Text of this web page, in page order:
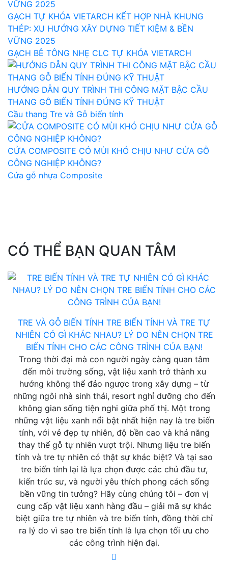
GẠCH TỰ KHÓA VIETARCH KẾT HỢP NHÀ KHUNG
THÉP: XU HƯỚNG XÂY DỰNG TIẾT KIỆM & BỀN
VỮNG 2025
GẠCH BÊ TÔNG NHẸ CLC TỰ KHÓA VIETARCH
HƯỚNG DẪN QUY TRÌNH THI CÔNG MẶT BẬC CẦU
THANG GỖ BIẾN TÍNH ĐÚNG KỸ THUẬT
Cầu thang Tre và Gỗ biến tính
CỬA COMPOSITE CÓ MÙI KHÓ CHỊU NHƯ CỬA GỖ
CÔNG NGHIỆP KHÔNG?
Cửa gỗ nhựa Composite
CÓ THỂ BẠN QUAN TÂM
TRE VÀ GỖ BIẾN TÍNH TRE BIẾN TÍNH VÀ TRE TỰ
NHIÊN CÓ GÌ KHÁC NHAU? LÝ DO NÊN CHỌN TRE
BIẾN TÍNH CHO CÁC CÔNG TRÌNH CỦA BẠN!
Trong thời đại mà con người ngày càng quan tâm
đến môi trường sống, vật liệu xanh trở thành xu
hướng không thể đảo ngược trong xây dựng – từ
những ngôi nhà sinh thái, resort nghỉ dưỡng cho đến
không gian sống tiện nghi giữa phố thị. Một trong
những vật liệu xanh nổi bật nhất hiện nay là tre biến
tính, với vẻ đẹp tự nhiên, độ bền cao và khả năng
thay thế gỗ tự nhiên vượt trội. Nhưng liệu tre biến
tính và tre tự nhiên có thật sự khác biệt? Và tại sao
tre biến tính lại là lựa chọn được các chủ đầu tư,
kiến trúc sư, và người yêu thích phong cách sống
bền vững tin tưởng? Hãy cùng chúng tôi – đơn vị
cung cấp vật liệu xanh hàng đầu – giải mã sự khác
biệt giữa tre tự nhiên và tre biến tính, đồng thời chỉ
ra lý do vì sao tre biến tính là lựa chọn tối ưu cho
các công trình hiện đại.